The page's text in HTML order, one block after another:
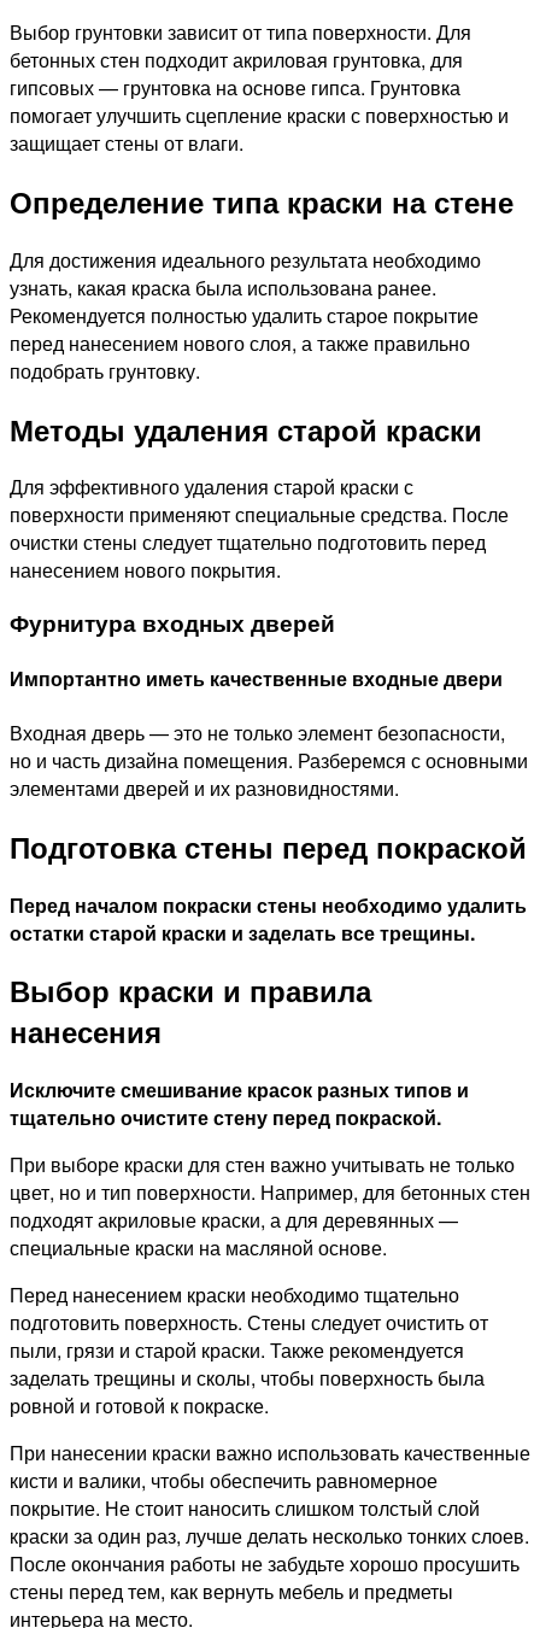
Выбор грунтовки зависит от типа поверхности. Для
бетонных стен подходит акриловая грунтовка, для
гипсовых — грунтовка на основе гипса. Грунтовка
помогает улучшить сцепление краски с поверхностью и
защищает стены от влаги.
Определение типа краски на стене
Для достижения идеального результата необходимо
узнать, какая краска была использована ранее.
Рекомендуется полностью удалить старое покрытие
перед нанесением нового слоя, а также правильно
подобрать грунтовку.
Методы удаления старой краски
Для эффективного удаления старой краски с
поверхности применяют специальные средства. После
очистки стены следует тщательно подготовить перед
нанесением нового покрытия.
Фурнитура входных дверей
Импортантно иметь качественные входные двери
Входная дверь — это не только элемент безопасности,
но и часть дизайна помещения. Разберемся с основными
элементами дверей и их разновидностями.
Подготовка стены перед покраской
Перед началом покраски стены необходимо удалить
остатки старой краски и заделать все трещины.
Выбор краски и правила
нанесения
Исключите смешивание красок разных типов и
тщательно очистите стену перед покраской.
При выборе краски для стен важно учитывать не только
цвет, но и тип поверхности. Например, для бетонных стен
подходят акриловые краски, а для деревянных —
специальные краски на масляной основе.
Перед нанесением краски необходимо тщательно
подготовить поверхность. Стены следует очистить от
пыли, грязи и старой краски. Также рекомендуется
заделать трещины и сколы, чтобы поверхность была
ровной и готовой к покраске.
При нанесении краски важно использовать качественные
кисти и валики, чтобы обеспечить равномерное
покрытие. Не стоит наносить слишком толстый слой
краски за один раз, лучше делать несколько тонких слоев.
После окончания работы не забудьте хорошо просушить
стены перед тем, как вернуть мебель и предметы
интерьера на место.